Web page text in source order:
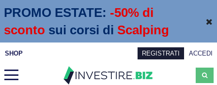
PROMO ESTATE: -50% di
sconto sui corsi di Scalping
SHOP REGISTRATI ACCEDI